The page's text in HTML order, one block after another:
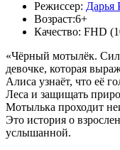
Режиссер: Дарья
Возраст:6+
Качество: FHD
«Чёрный мотылёк.
девочке, которая
Алиса узнаёт, что её
Леса и защищать
Мотылька проходит
Это история о
услышанной.